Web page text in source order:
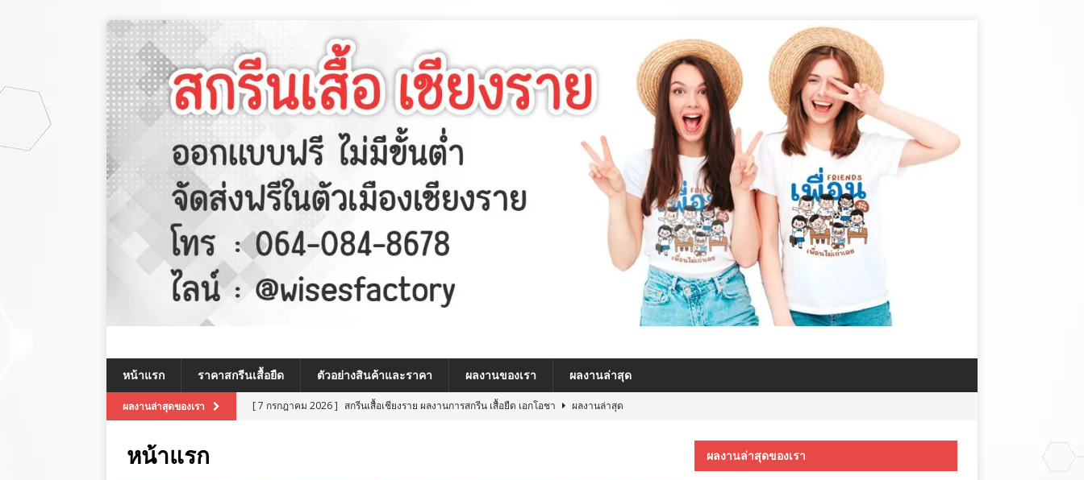
หน้าแรก ราคาสกรีนเสื้อยืด ตัวอย่างสินค้าและราคา ผลงานของเรา ผลงานล่าสุด
ผลงานล่าสุดของเรา [ 7 กรกฎาคม 2026 ] สกรีนเสื้อเชียงราย ผลงานการสกรีน เสื้อ เยเรมีย์
ผลงานล่าสุด
หน้าแรก ผลงานล่าสุดของเรา